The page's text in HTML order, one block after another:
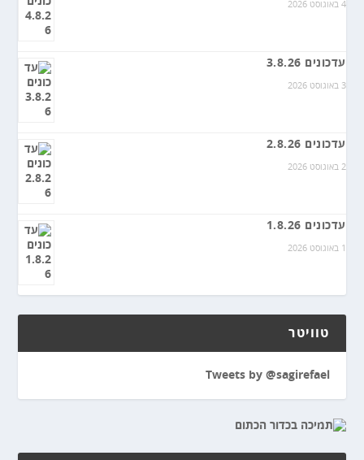
4 באוגוסט 2026
עדכונים 3.8.26
3 באוגוסט 2026
עדכונים 2.8.26
2 באוגוסט 2026
עדכונים 1.8.26
1 באוגוסט 2026
טוויטר
Tweets by @sagirefael